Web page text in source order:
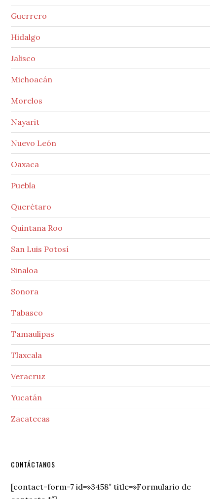
Guerrero
Hidalgo
Jalisco
Michoacán
Morelos
Nayarit
Nuevo León
Oaxaca
Puebla
Querétaro
Quintana Roo
San Luis Potosí
Sinaloa
Sonora
Tabasco
Tamaulipas
Tlaxcala
Veracruz
Yucatán
Zacatecas
Secondary
Sidebar
CONTÁCTANOS
[contact-form-7 id=»3458″ title=»Formulario de